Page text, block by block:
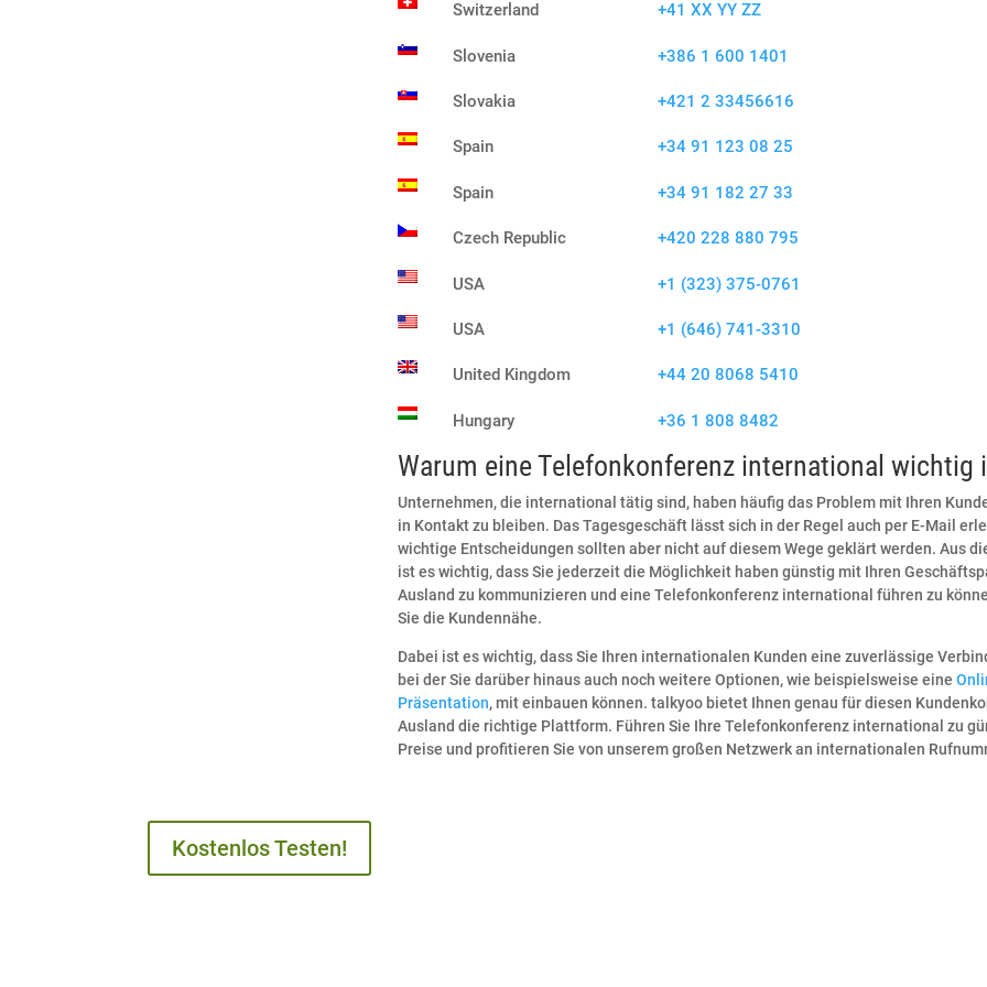
Switzerland +41 XX YY ZZ
Slovenia +386 1 600 1401
Slovakia +421 2 33456616
Spain +34 91 123 08 25
Spain +34 91 182 27 33
Czech Republic +420 228 880 795
USA +1 (323) 375-0761
USA +1 (646) 741-3310
United Kingdom +44 20 8068 5410
Hungary +36 1 808 8482
Warum eine Telefonkonferenz international wichtig
Unternehmen, die international tätig sind, haben häufig das Problem mit Ihren
in Kontakt zu bleiben. Das Tagesgeschäft lässt sich in der Regel auch per E-Mail
wichtige Entscheidungen sollten aber nicht auf diesem Wege geklärt werden. Aus
ist es wichtig, dass Sie jederzeit die Möglichkeit haben günstig mit Ihren
Ausland zu kommunizieren und eine Telefonkonferenz international führen zu
Sie die Kundennähe.
Dabei ist es wichtig, dass Sie Ihren internationalen Kunden eine zuverlässige
bei der Sie darüber hinaus auch noch weitere Optionen, wie beispielsweise eine
Präsentation, mit einbauen können. talkyoo bietet Ihnen genau für diesen
Ausland die richtige Plattform. Führen Sie Ihre Telefonkonferenz international zu
Preise und profitieren Sie von unserem großen Netzwerk an internationalen
Kostenlos Testen!